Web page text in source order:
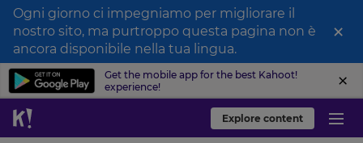
Ogni giorno ci impegniamo per migliorare il
nostro sito, ma purtroppo questa pagina non è
ancora disponibile nella tua lingua.
×
Get the mobile app for the best Kahoot!
experience!
Explore content